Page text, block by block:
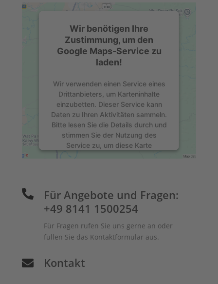
Wir benötigen Ihre
Zustimmung, um den
Google Maps-Service zu
laden!
Wir verwenden einen Service eines
Drittanbieters, um Karteninhalte
einzubetten. Dieser Service kann
Daten zu Ihren Aktivitäten sammeln.
Bitte lesen Sie die Details durch und
stimmen Sie der Nutzung des
Service zu, um diese Karte
Akzeptieren
powered byUsercentrics Consent
Management Platform
eRecht24

Für Angebote und Fragen:
+49 8141 1500254
Für Fragen rufen Sie uns gerne an oder
füllen Sie das Kontaktformular aus.
 Kontakt